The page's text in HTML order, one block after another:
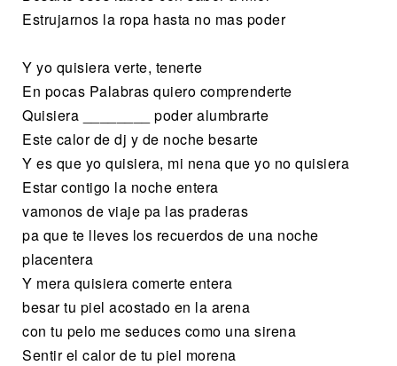
Estrujarnos la ropa hasta no mas poder
Y yo quisiera verte, tenerte
En pocas Palabras quiero comprenderte
Quisiera ________ poder alumbrarte
Este calor de dj y de noche besarte
Y es que yo quisiera, mi nena que yo no quisiera
Estar contigo la noche entera
vamonos de viaje pa las praderas
pa que te lleves los recuerdos de una noche
placentera
Y mera quisiera comerte entera
besar tu piel acostado en la arena
con tu pelo me seduces como una sirena
Sentir el calor de tu piel morena